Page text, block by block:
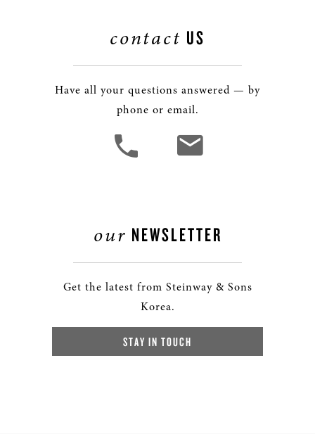
contact US
Have all your questions answered — by
phone or email.
our NEWSLETTER
Get the latest from Steinway & Sons
Korea.
STAY IN TOUCH